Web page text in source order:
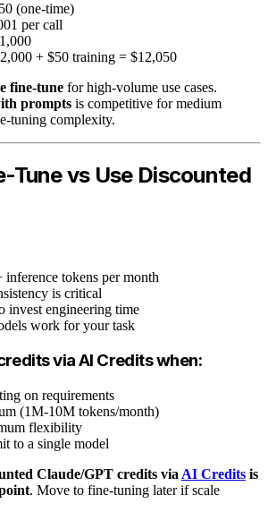
(one-time)
per call
+ $50 training = $12,050
fine-tune for high-volume use cases.
prompts is competitive for medium
tuning complexity.
Tune vs Use Discounted
tokens per month
is critical
invest engineering time
work for your task
via AI Credits when:
on requirements
(1M-10M tokens/month)
flexibility
to a single model
Claude/GPT credits via AI Credits is
. Move to fine-tuning later if scale